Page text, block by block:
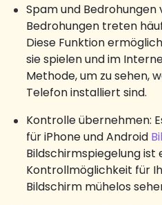
Spam und Bedrohungen
Bedrohungen treten
Diese Funktion
sie spielen und im
Methode, um zu sehen,
Telefon installiert sind.
Kontrolle übernehmen:
für iPhone und Android
Bildschirmspiegelung ist
Kontrollmöglichkeit für
Bildschirm mühelos